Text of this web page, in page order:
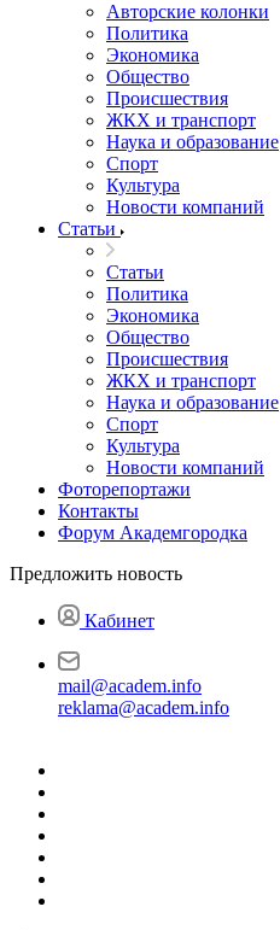
Авторские колонки
Политика
Экономика
Общество
Происшествия
ЖКХ и транспорт
Наука и образование
Спорт
Культура
Новости компаний
Статьи
Статьи
Политика
Экономика
Общество
Происшествия
ЖКХ и транспорт
Наука и образование
Спорт
Культура
Новости компаний
Фоторепортажи
Контакты
Форум Академгородка
Предложить новость
Кабинет
mail@academ.info
reklama@academ.info